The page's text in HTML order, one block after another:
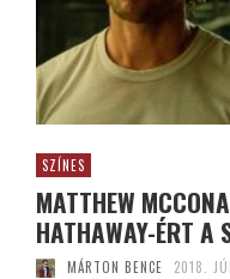
SZÍNES
MATTHEW
HATHAWAY-ÉRT A
MÁRTON BENCE 2018.